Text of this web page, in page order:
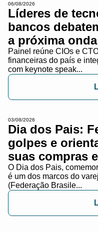
06/08/2026
Líderes de
bancos
a próxima
Painel reúne CIOs e
financeiras do país e
com keynote speak...
03/08/2026
Dia dos Pais:
golpes e
suas compras
O Dia dos Pais,
é um dos marcos do
(Federação Brasile...